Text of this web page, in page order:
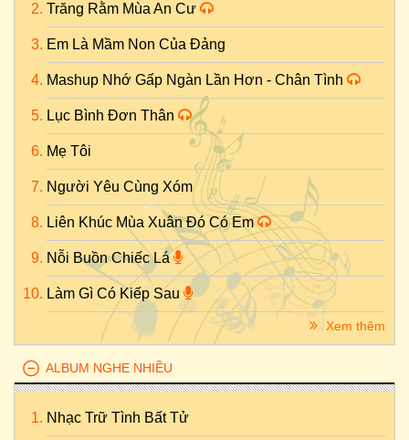
Trăng Rằm Mùa An Cư
Em Là Mầm Non Của Đảng
Mashup Nhớ Gấp Ngàn Lần Hơn - Chân Tình
Lục Bình Đơn Thân
Mẹ Tôi
Người Yêu Cùng Xóm
Liên Khúc Mùa Xuân Đó Có Em
Nỗi Buồn Chiếc Lá
Làm Gì Có Kiếp Sau
Xem thêm
ALBUM NGHE NHIỀU
Nhạc Trữ Tình Bất Tử